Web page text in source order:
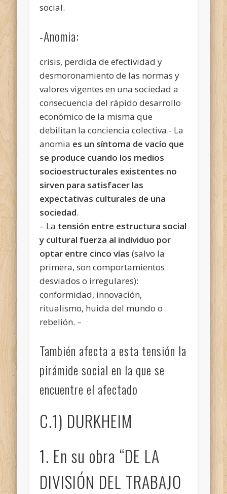
social.
-Anomia:
crisis, perdida de efectividad y
desmoronamiento de las normas y
valores vigentes en una sociedad a
consecuencia del rápido desarrollo
económico de la misma que
debilitan la conciencia colectiva.- La
anomia es un síntoma de vacío que
se produce cuando los medios
socioestructurales existentes no
sirven para satisfacer las
expectativas culturales de una
sociedad.
– La tensión entre estructura social
y cultural fuerza al individuo por
optar entre cinco vías (salvo la
primera, son comportamientos
desviados o irregulares):
conformidad, innovación,
ritualismo, huida del mundo o
rebelión. –
También afecta a esta tensión la
pirámide social en la que se
encuentre el afectado
C.1) DURKHEIM
1. En su obra “DE LA
DIVISIÓN DEL TRABAJO